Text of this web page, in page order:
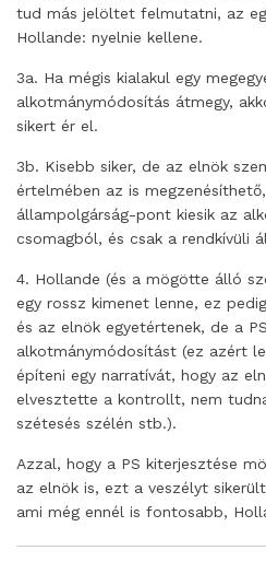
tud más jelöltet felmutatni, az
Hollande: nyelnie kellene.
3a. Ha mégis kialakul egy
alkotmánymódosítás átmegy,
sikert ér el.
3b. Kisebb siker, de az elnök
értelmében az is
állampolgárság-pont kiesik az
csomagból, és csak a rendkívüli
4. Hollande (és a mögötte álló
egy rossz kimenet lenne, ez
és az elnök egyetértenek, de a
alkotmánymódosítást (ez azért
építeni egy narratívát, hogy az
elvesztette a kontrollt, nem
szétesés szélén stb.).
Azzal, hogy a PS kiterjesztése
az elnök is, ezt a veszélyt
ami még ennél is fontosabb,